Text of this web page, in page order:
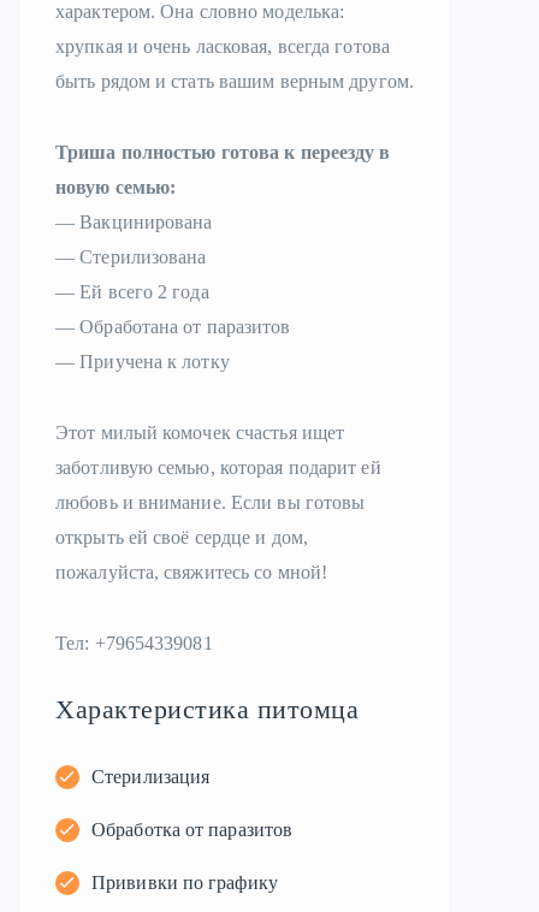
характером. Она словно моделька:
хрупкая и очень ласковая, всегда готова
быть рядом и стать вашим верным другом.
Триша полностью готова к переезду в
новую семью:
— Вакцинирована
— Стерилизована
— Ей всего 2 года
— Обработана от паразитов
— Приучена к лотку
Этот милый комочек счастья ищет
заботливую семью, которая подарит ей
любовь и внимание. Если вы готовы
открыть ей своё сердце и дом,
пожалуйста, свяжитесь со мной!
Тел: +79654339081
Характеристика питомца
Стерилизация
Обработка от паразитов
Прививки по графику